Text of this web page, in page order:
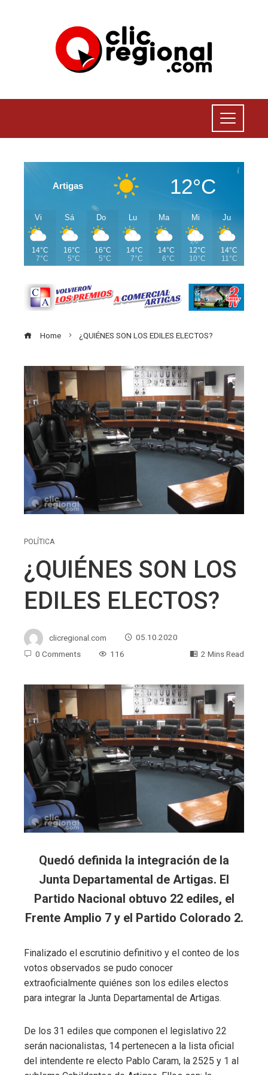
Artigas 12°C
Vi
14°C
7°C
Sá
16°C
5°C
Do
16°C
5°C
Lu
14°C
7°C
Ma
14°C
6°C
Mi
12°C
10°C
Ju
14°C
11°C
Home ¿QUIÉNES SON LOS EDILES ELECTOS?
POLÍTICA
¿QUIÉNES SON LOS
EDILES ELECTOS?
clicregional.com
05.10.2020
0 Comments
116 2 Mins Read
Quedó definida la integración de la
Junta Departamental de Artigas. El
Partido Nacional obtuvo 22 ediles, el
Frente Amplio 7 y el Partido Colorado 2.
Finalizado el escrutinio definitivo y el conteo de los
votos observados se pudo conocer
extraoficialmente quiénes son los ediles electos
para integrar la Junta Departamental de Artigas.
De los 31 ediles que componen el legislativo 22
serán nacionalistas, 14 pertenecen a la lista oficial
del intendente re electo Pablo Caram, la 2525 y 1 al